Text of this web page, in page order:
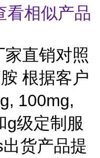
看相似产品
直销对照
根据客户
100mg,
g级定制服
货产品提